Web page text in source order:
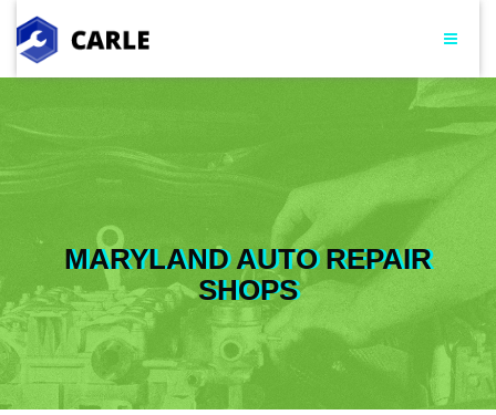
MARYLAND AUTO REPAIR
SHOPS